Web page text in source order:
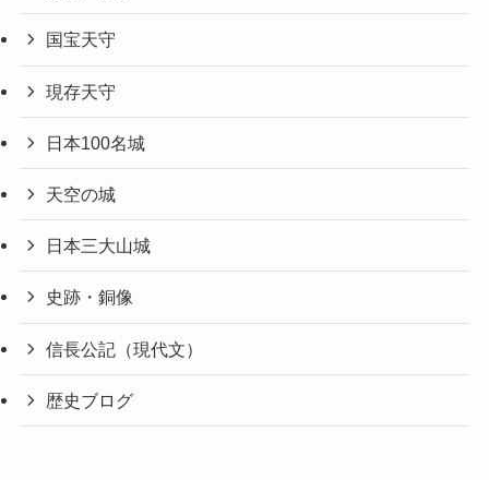
国宝天守
現存天守
日本100名城
天空の城
日本三大山城
史跡・銅像
信長公記（現代文）
歴史ブログ